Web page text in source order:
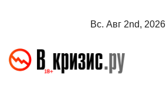
Вс. Авг 2nd, 2026